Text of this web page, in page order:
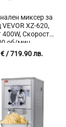
миксер за
XZ-620,
Скорост
об/мин
€/ 719.90 лв.